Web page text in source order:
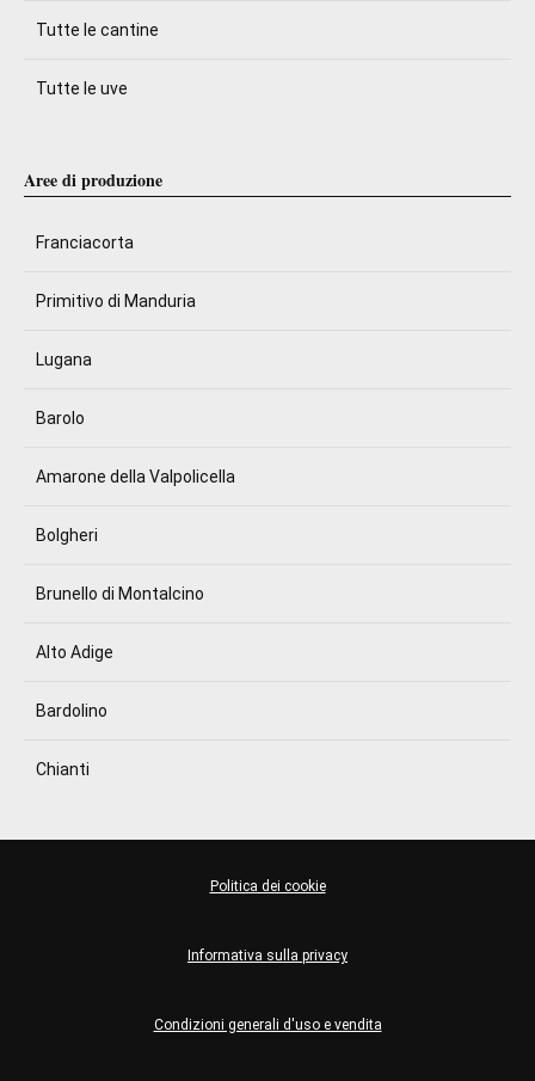
Tutte le cantine
Tutte le uve
Aree di produzione
Franciacorta
Primitivo di Manduria
Lugana
Barolo
Amarone della Valpolicella
Bolgheri
Brunello di Montalcino
Alto Adige
Bardolino
Chianti
Condizioni generali d'uso e vendita
Informativa sulla privacy
Politica dei cookie